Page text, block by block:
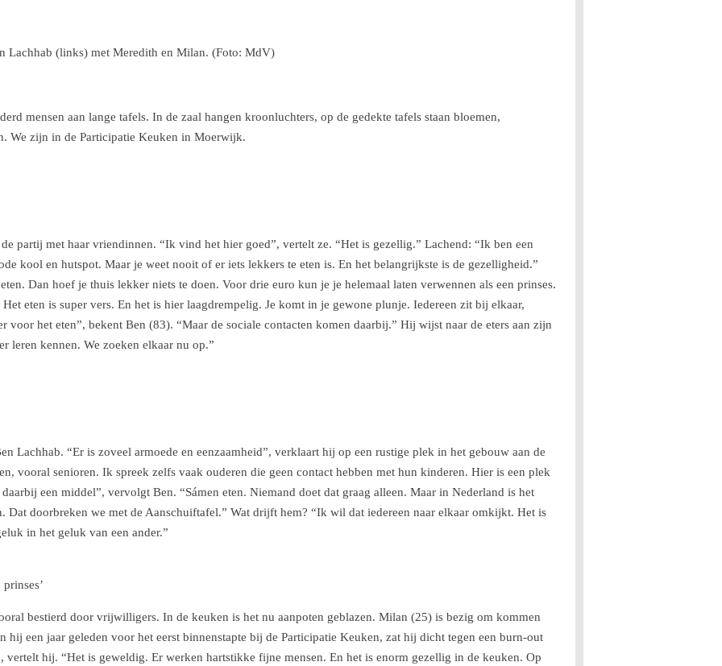
Lachhab (links) met Meredith en Milan. (Foto: MdV)
mensen aan lange tafels. In de zaal hangen kroonluchters, op de gedekte tafels staan bloemen,
We zijn in de Participatie Keuken in Moerwijk.
partij met haar vriendinnen. “Ik vind het hier goed”, vertelt ze. “Het is gezellig.” Lachend: “Ik ben een
kool en hutspot. Maar je weet nooit of er iets lekkers te eten is. En het belangrijkste is de gezelligheid.”
Dan hoef je thuis lekker niets te doen. Voor drie euro kun je je helemaal laten verwennen als een prinses.
eten is super vers. En het is hier laagdrempelig. Je komt in je gewone plunje. Iedereen zit bij elkaar,
het eten”, bekent Ben (83). “Maar de sociale contacten komen daarbij.” Hij wijst naar de eters aan zijn
leren kennen. We zoeken elkaar nu op.”
Lachhab. “Er is zoveel armoede en eenzaamheid”, verklaart hij op een rustige plek in het gebouw aan de
vooral senioren. Ik spreek zelfs vaak ouderen die geen contact hebben met hun kinderen. Hier is een plek
een middel”, vervolgt Ben. “Sámen eten. Niemand doet dat graag alleen. Maar in Nederland is het
Dat doorbreken we met de Aanschuiftafel.” Wat drijft hem? “Ik wil dat iedereen naar elkaar omkijkt. Het is
in het geluk van een ander.”
bestierd door vrijwilligers. In de keuken is het nu aanpoten geblazen. Milan (25) is bezig om kommen
hij een jaar geleden voor het eerst binnenstapte bij de Participatie Keuken, zat hij dicht tegen een burn-out
vertelt hij. “Het is geweldig. Er werken hartstikke fijne mensen. En het is enorm gezellig in de keuken. Op